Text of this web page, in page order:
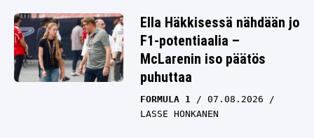
Ella Häkkisessä nähdään jo
F1-potentiaalia –
McLarenin iso päätös
puhuttaa
FORMULA 1
07.08.2026
LASSE HONKANEN